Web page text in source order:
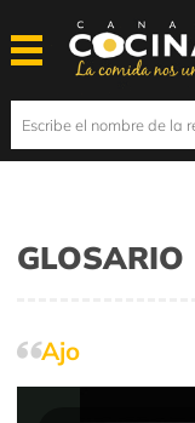
GLOSARIO
Ajo